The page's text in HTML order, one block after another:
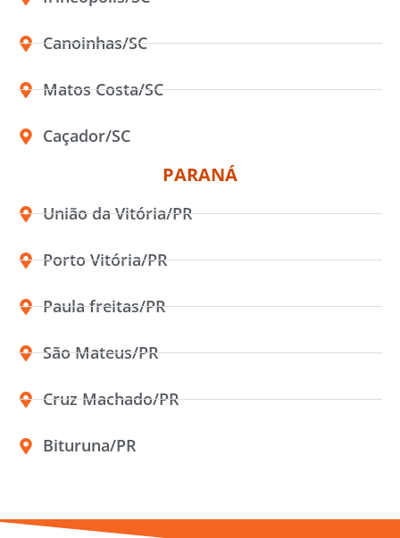
Canoinhas/SC
Matos Costa/SC
Caçador/SC
PARANÁ
União da Vitória/PR
Porto Vitória/PR
Paula freitas/PR
São Mateus/PR
Cruz Machado/PR
Bituruna/PR